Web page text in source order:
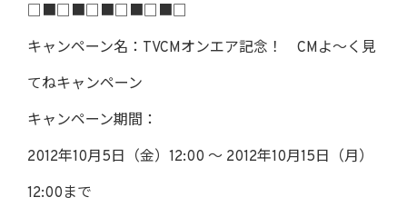
□■□■□■□■□■□
キャンペーン名：TVCMオンエア記念！ CMよ～く見
てねキャンペーン
キャンペーン期間：
2012年10月5日（金）12:00 ～ 2012年10月15日（月）
12:00まで